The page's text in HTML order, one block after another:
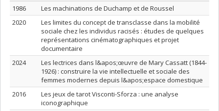
1986
Les machinations de Duchamp et de Roussel
2020
Les limites du concept de transclasse dans la mobilité
sociale chez les individus racisés : études de quelques
représentations cinématographiques et projet
documentaire
2024
Les lectrices dans l&apos;œuvre de Mary Cassatt (1844-
1926) : construire la vie intellectuelle et sociale des
femmes modernes depuis l&apos;espace domestique
2016
Les jeux de tarot Visconti-Sforza : une analyse
iconographique